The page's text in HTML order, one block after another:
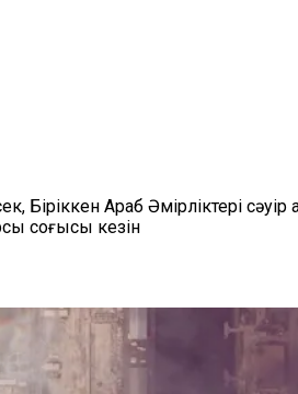
Біріккен Араб Әмірліктері
соғысы кезін